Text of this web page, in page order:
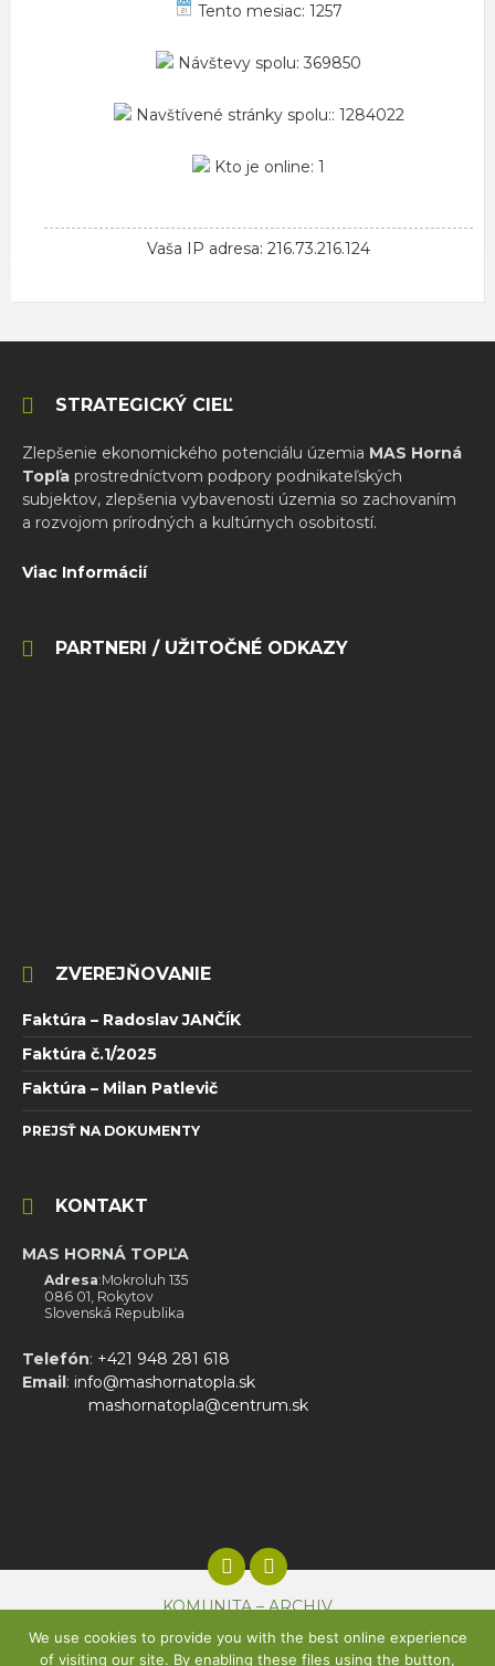
Tento mesiac: 1257
Návštevy spolu: 369850
Navštívené stránky spolu:: 1284022
Kto je online: 1
Vaša IP adresa: 216.73.216.124
STRATEGICKÝ CIEĽ
Zlepšenie ekonomického potenciálu územia MAS Horná
Topľa prostredníctvom podpory podnikateľských
subjektov, zlepšenia vybavenosti územia so zachovaním
a rozvojom prírodných a kultúrnych osobitostí.
Viac Informácií
PARTNERI / UŽITOČNÉ ODKAZY
ZVEREJŇOVANIE
Faktúra – Radoslav JANČÍK
Faktúra č.1/2025
Faktúra – Milan Patlevič
PREJSŤ NA DOKUMENTY
KONTAKT
MAS HORNÁ TOPĽA
Adresa:Mokroluh 135
086 01, Rokytov
Slovenská Republika
Telefón: +421 948 281 618
Email : info@mashornatopla.sk
mashornatopla@centrum.sk
Facebook
Email
KOMUNITA – ARCHIV
© 2022MAS Horná Topľa| © kreatívne fullservisové štúdioTvorba
webstránky, DizajnaSEO
We use cookies to provide you with the best online experience
of visiting our site. By enabling these files using the button,